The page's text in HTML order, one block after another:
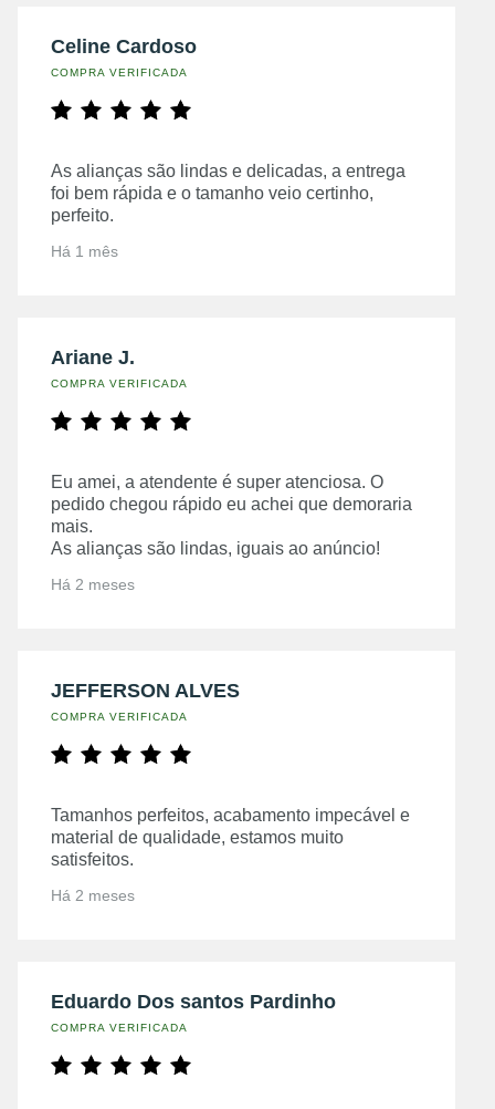
Celine Cardoso
COMPRA VERIFICADA
As alianças são lindas e delicadas, a entrega
foi bem rápida e o tamanho veio certinho,
perfeito.
Há 1 mês
Ariane J.
COMPRA VERIFICADA
Eu amei, a atendente é super atenciosa. O
pedido chegou rápido eu achei que demoraria
mais.
As alianças são lindas, iguais ao anúncio!
Há 2 meses
JEFFERSON ALVES
COMPRA VERIFICADA
Tamanhos perfeitos, acabamento impecável e
material de qualidade, estamos muito
satisfeitos.
Há 2 meses
Eduardo Dos santos Pardinho
COMPRA VERIFICADA